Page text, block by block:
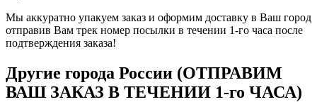
Мы аккуратно упакуем заказ и оформим доставку в Ваш город
отправив Вам трек номер посылки в течении 1-го часа после
подтверждения заказа!
Другие города России (ОТПРАВИМ
ВАШ ЗАКАЗ В ТЕЧЕНИИ 1-го ЧАСА)